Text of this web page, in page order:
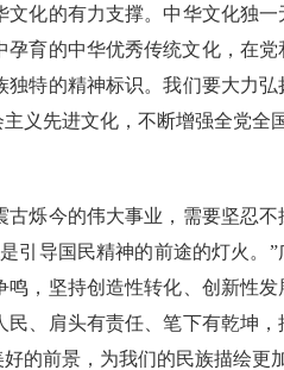
的有力支撑。中华文化独一
育的中华优秀传统文化，在
特的精神标识。我们要大力
义先进文化，不断增强全党全
今的伟大事业，需要坚忍不
引导国民精神的前途的灯火。
，坚持创造性转化、创新性
、肩头有责任、笔下有乾坤
的前景，为我们的民族描绘更